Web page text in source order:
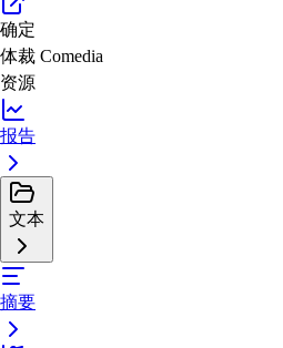
确定
体裁 Comedia
资源
报告
文本
摘要